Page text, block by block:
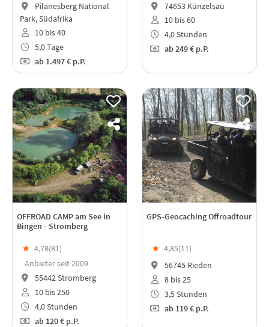
Pilanesberg National
Park, Südafrika
10 bis 40
5,0 Tage
ab1.497 € p.P.
74653 Künzelsau
10 bis 60
4,0 Stunden
ab249 € p.P.
OFFROAD CAMP am See in
Bingen - Stromberg
★ 4,78(81)
Anbieter seit 2009
55442 Stromberg
10 bis 250
4,0 Stunden
ab120 € p.P.
GPS-Geocaching Offroadtour
★ 4,85(11)
56745 Rieden
8 bis 25
3,5 Stunden
ab119 € p.P.